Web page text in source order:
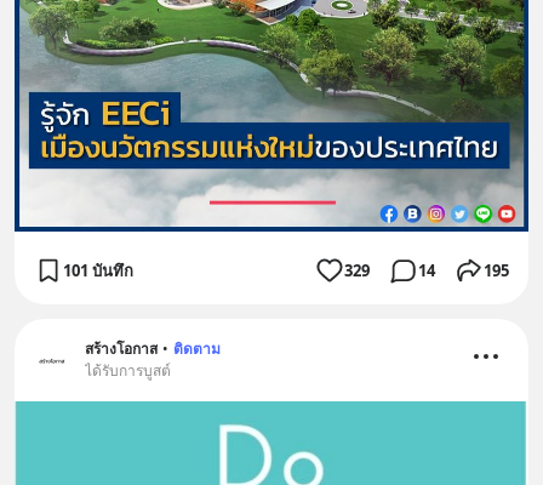
101 บันทึก 329 14 195
สร้างโอกาส • ติดตาม
ได้รับการบูสต์